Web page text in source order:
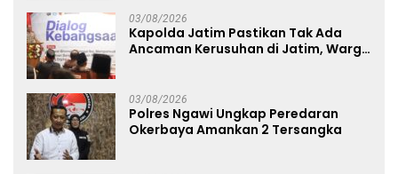
03/08/2026
Kapolda Jatim Pastikan Tak Ada
Ancaman Kerusuhan di Jatim, Warga
03/08/2026
Polres Ngawi Ungkap Peredaran
Okerbaya Amankan 2 Tersangka